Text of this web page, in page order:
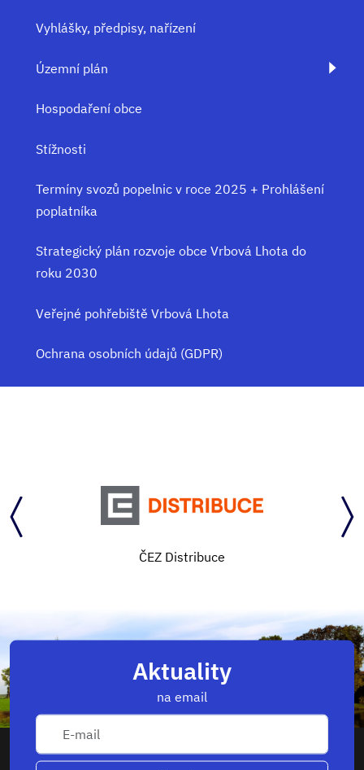
Vyhlášky, předpisy, nařízení
Územní plán
Hospodaření obce
Stížnosti
Termíny svozů popelnic v roce 2025 + Prohlášení
poplatníka
Strategický plán rozvoje obce Vrbová Lhota do
roku 2030
Veřejné pohřebiště Vrbová Lhota
Ochrana osobních údajů (GDPR)
ČEZ Distribuce
Aktuality
na email